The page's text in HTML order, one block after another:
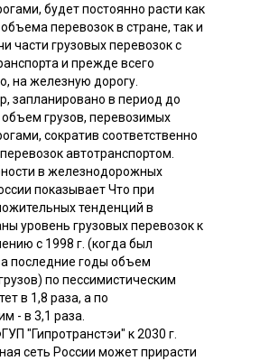
будет постоянно расти как
перевозок в стране, так и
части грузовых перевозок с
и прежде всего
на железную дорогу.
запланировано в период до
объем грузов, перевозимых
сократив соответственно
автотранспортом.
в железнодорожных
показывает Что при
тенденций в
уровень грузовых перевозок к
с 1998 г. (когда был
последние годы объем
по пессимистическим
в 1,8 раза, а по
- в 3,1 раза.
"Гипротранстэи" к 2030 г.
сеть России может прирасти